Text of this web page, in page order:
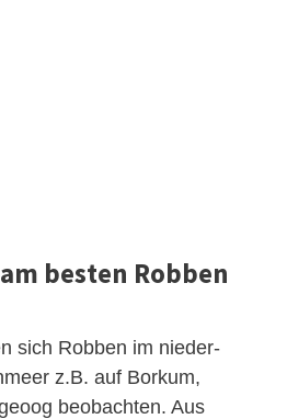
besten Robben
sich Robben im nieder-
z.B. auf Borkum,
beobachten. Aus